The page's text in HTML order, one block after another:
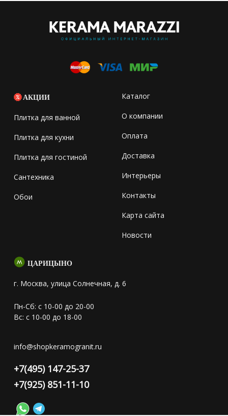
АКЦИИ
Плитка для ванной
Плитка для кухни
Плитка для гостиной
Сантехника
Обои
Каталог
О компании
Оплата
Доставка
Интерьеры
Контакты
Карта сайта
Новости
ЦАРИЦЫНО
г. Москва, улица Солнечная, д. 6
Пн-Сб: с 10-00 до 20-00
Вс: с 10-00 до 18-00
info@shopkeramogranit.ru
+7(495) 147-25-37
+7(925) 851-11-10